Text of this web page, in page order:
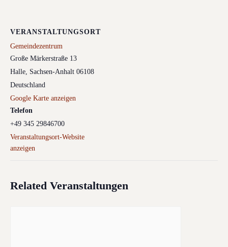
VERANSTALTUNGSORT
Gemeindezentrum
Große Märkerstraße 13
Halle, Sachsen-Anhalt 06108
Deutschland
Google Karte anzeigen
Telefon
+49 345 29846700
Veranstaltungsort-Website
anzeigen
Related Veranstaltungen